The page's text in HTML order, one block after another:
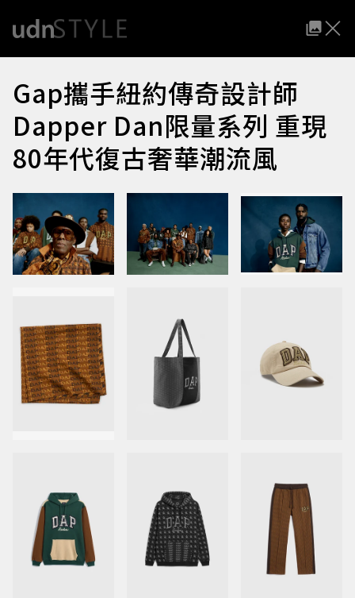
Gap攜手紐約傳奇設計師
Dapper Dan限量系列 重現
80年代復古奢華潮流風